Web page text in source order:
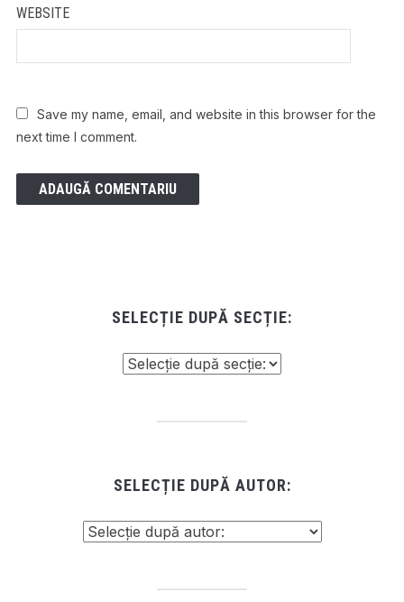
WEBSITE
Save my name, email, and website in this browser for the
next time I comment.
SELECȚIE DUPĂ SECȚIE:
SELECȚIE DUPĂ AUTOR: